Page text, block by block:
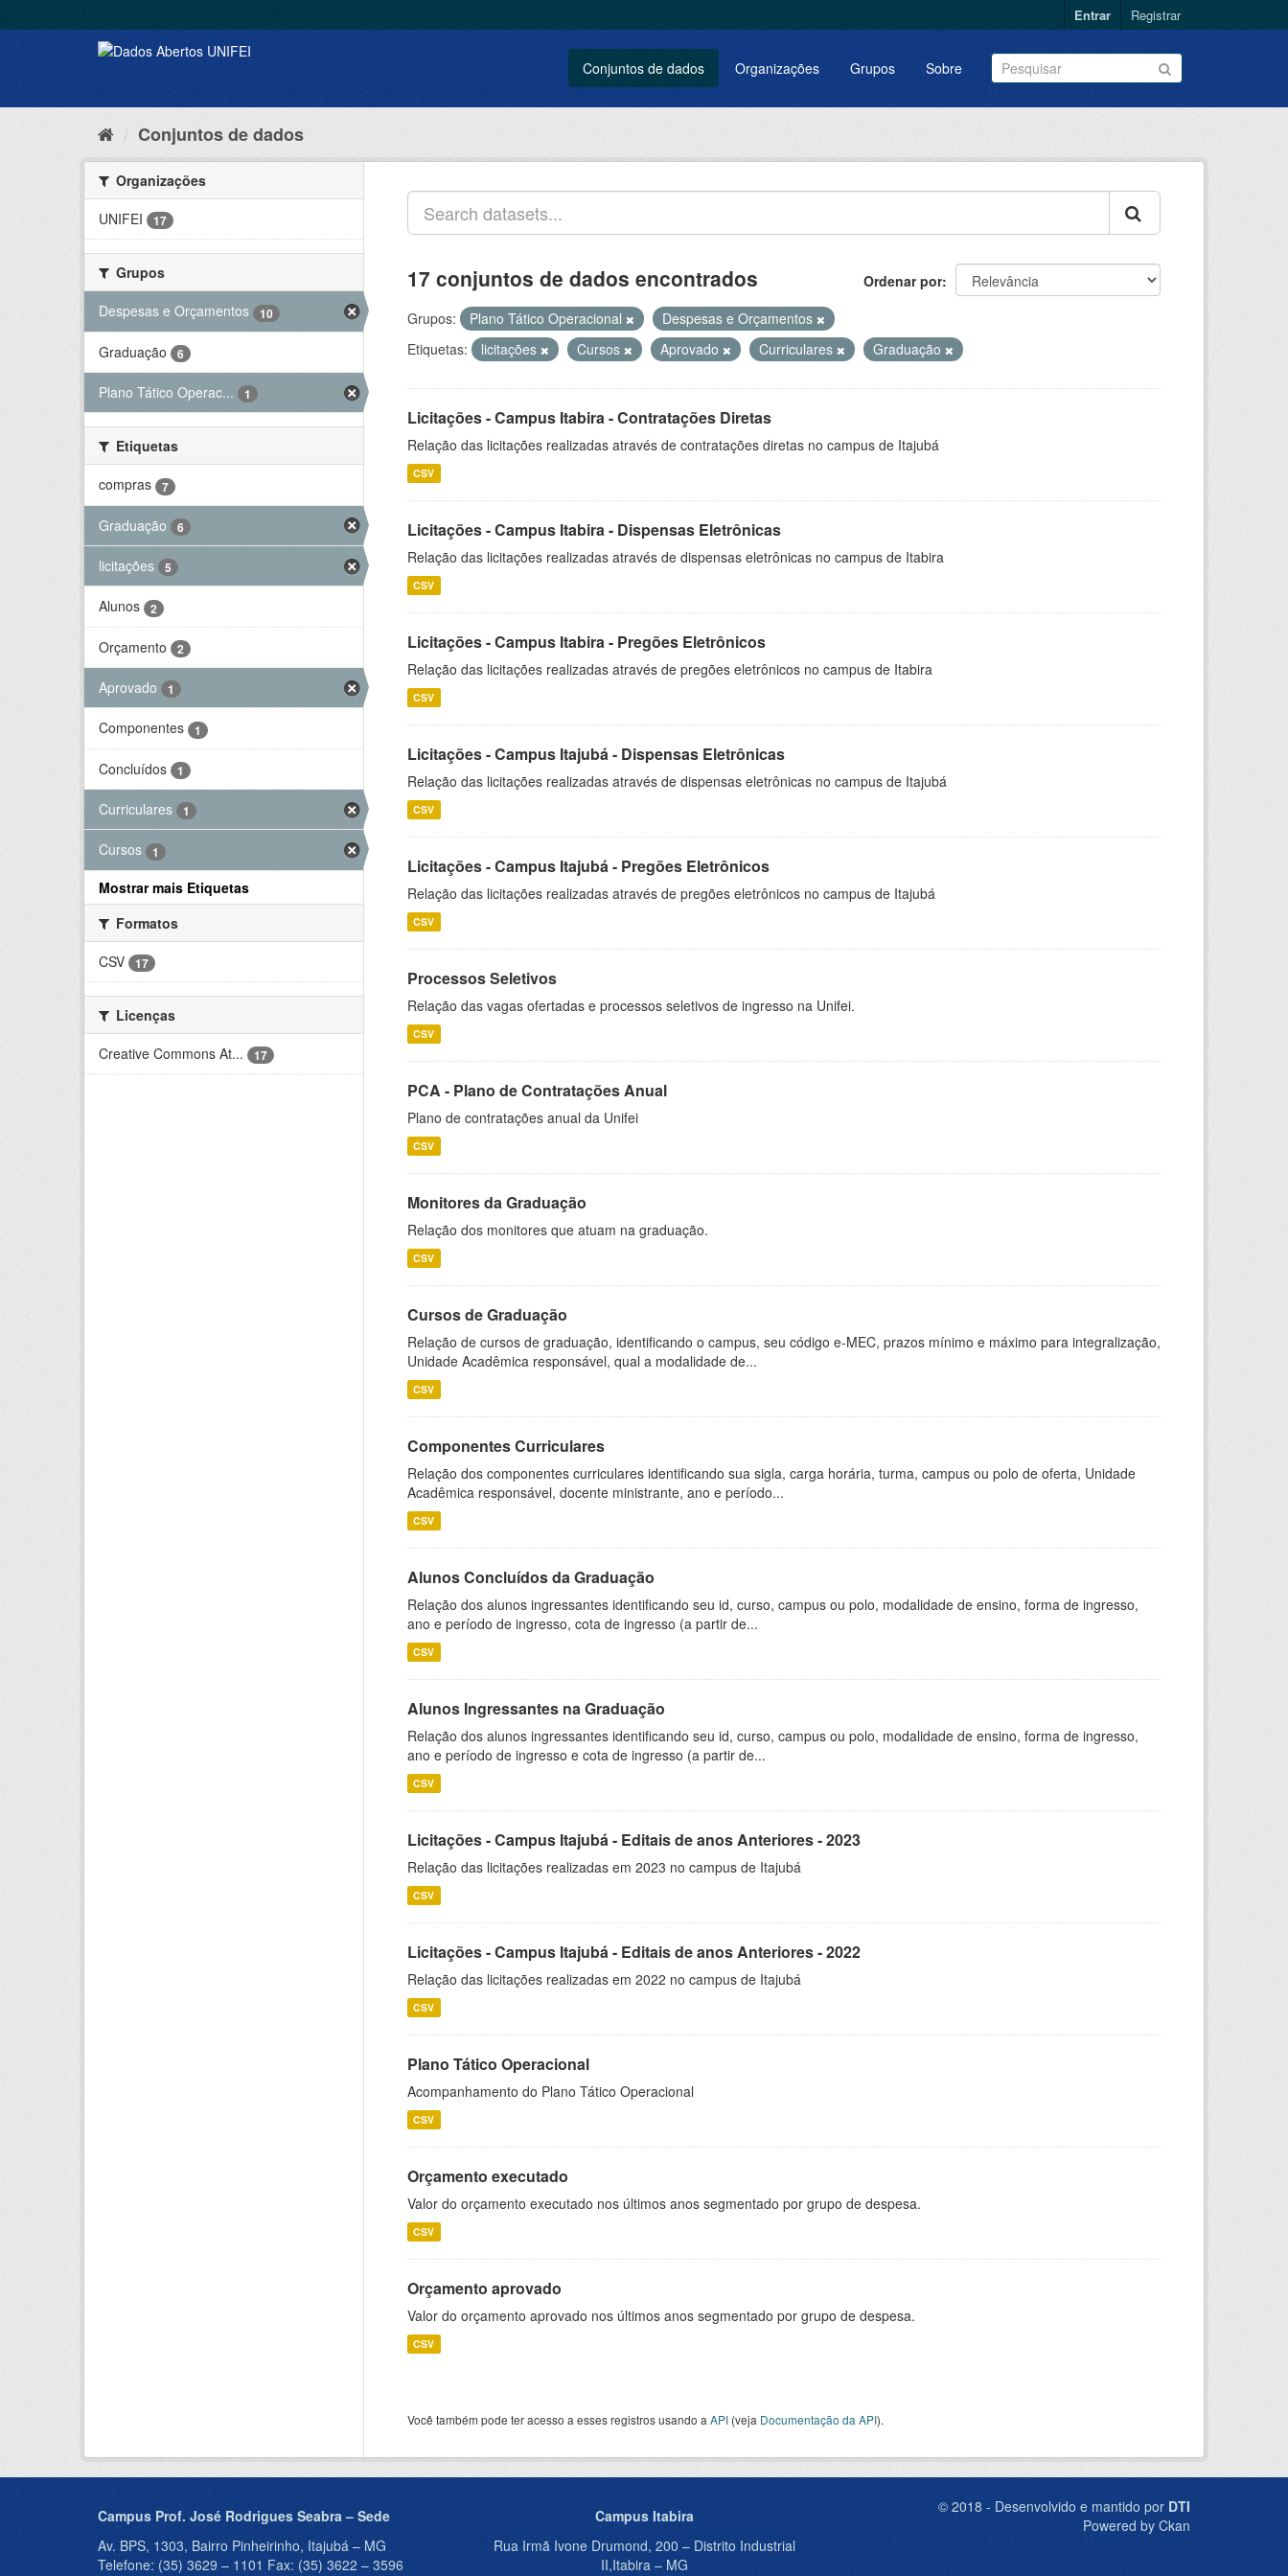
Entrar Registrar
Conjuntos de dados Organizações Grupos Sobre
Conjuntos de dados
Organizações
UNIFEI
17
Grupos
Despesas e Orçamentos
10
Graduação 6
Plano Tático Operac... 1
Etiquetas
compras
7
Graduação 6
licitações 5
Alunos 2
Orçamento 2
Aprovado 1
Componentes 1
Concluídos 1
Curriculares 1
Cursos 1
Mostrar mais Etiquetas
Formatos
CSV
17
Licenças
Creative Commons At...
17
Ordenar por
17 conjuntos de dados encontrados
Grupos: Plano Tático Operacional
Despesas e Orçamentos
Etiquetas:
licitações Cursos Aprovado Curriculares Graduação
Licitações - Campus Itabira - Contratações Diretas
Relação das licitações realizadas através de contratações diretas no campus de Itajubá
CSV
Licitações - Campus Itabira - Dispensas Eletrônicas
Relação das licitações realizadas através de dispensas eletrônicas no campus de Itabira
CSV
Licitações - Campus Itabira - Pregões Eletrônicos
Relação das licitações realizadas através de pregões eletrônicos no campus de Itabira
CSV
Licitações - Campus Itajubá - Dispensas Eletrônicas
Relação das licitações realizadas através de dispensas eletrônicas no campus de Itajubá
CSV
Licitações - Campus Itajubá - Pregões Eletrônicos
Relação das licitações realizadas através de pregões eletrônicos no campus de Itajubá
CSV
Processos Seletivos
Relação das vagas ofertadas e processos seletivos de ingresso na Unifei.
CSV
PCA - Plano de Contratações Anual
Plano de contratações anual da Unifei
CSV
Monitores da Graduação
Relação dos monitores que atuam na graduação.
CSV
Cursos de Graduação
Relação de cursos de graduação, identificando o campus, seu código e-MEC, prazos mínimo e máximo para integralização,
Unidade Acadêmica responsável, qual a modalidade de...
CSV
Componentes Curriculares
Relação dos componentes curriculares identificando sua sigla, carga horária, turma, campus ou polo de oferta, Unidade
Acadêmica responsável, docente ministrante, ano e período...
CSV
Alunos Concluídos da Graduação
Relação dos alunos ingressantes identificando seu id, curso, campus ou polo, modalidade de ensino, forma de ingresso,
ano e período de ingresso, cota de ingresso (a partir de...
CSV
Alunos Ingressantes na Graduação
Relação dos alunos ingressantes identificando seu id, curso, campus ou polo, modalidade de ensino, forma de ingresso,
ano e período de ingresso e cota de ingresso (a partir de...
CSV
Licitações - Campus Itajubá - Editais de anos Anteriores - 2023
Relação das licitações realizadas em 2023 no campus de Itajubá
CSV
Licitações - Campus Itajubá - Editais de anos Anteriores - 2022
Relação das licitações realizadas em 2022 no campus de Itajubá
CSV
Plano Tático Operacional
Acompanhamento do Plano Tático Operacional
CSV
Orçamento executado
Valor do orçamento executado nos últimos anos segmentado por grupo de despesa.
CSV
Orçamento aprovado
Valor do orçamento aprovado nos últimos anos segmentado por grupo de despesa.
CSV
Você também pode ter acesso a esses registros usando a API (veja Documentação da API).
Campus Prof. José Rodrigues Seabra – Sede
Av. BPS, 1303, Bairro Pinheirinho, Itajubá – MG
Telefone: (35) 3629 – 1101 Fax: (35) 3622 – 3596
Campus Itabira
Rua Irmã Ivone Drumond, 200 – Distrito Industrial
II,Itabira – MG
© 2018 - Desenvolvido e mantido por DTI
Powered by Ckan